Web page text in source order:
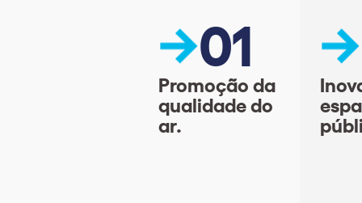
01
Promoção da
qualidade do
ar.